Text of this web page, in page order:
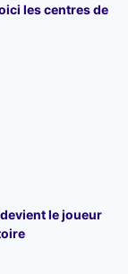
les centres de
le joueur